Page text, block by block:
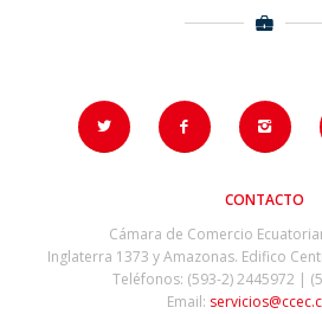
CONTACTO
Cámara de Comercio
Inglaterra 1373 y Amazonas. Edifico
Teléfonos: (593-2) 2445972 |
Email: